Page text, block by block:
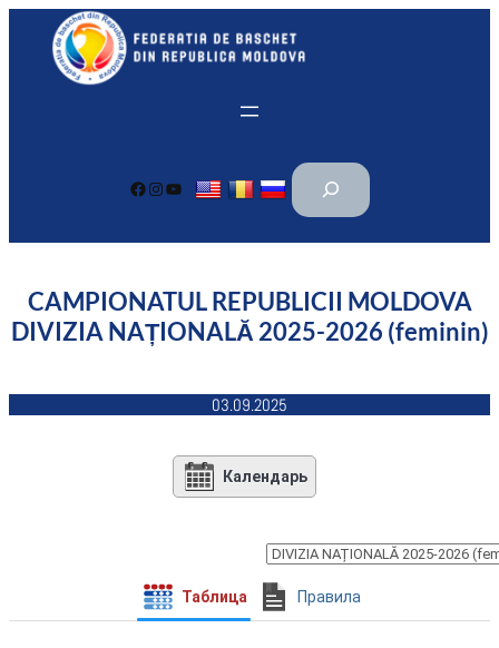
Перейти
содержимому
Facebook Instagram YouTube
П
и
CAMPIONATUL REPUBLICII MOLDOVA
DIVIZIA NAȚIONALĂ 2025-2026 (feminin)
03.09.2025
Календарь
Таблица Правила